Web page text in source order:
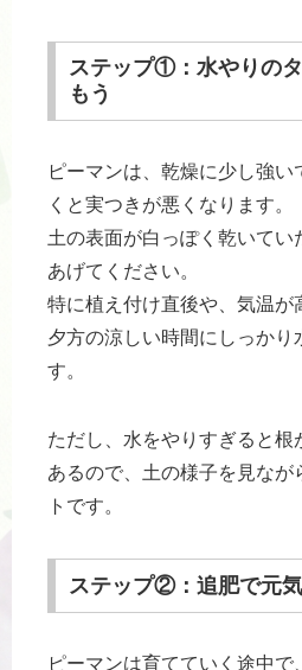
ステップ①：水やりの
もう
ピーマンは、乾燥に少し強
くと実つきが悪くなります。
土の表面が白っぽく乾いてい
あげてください。
特に植え付け直後や、気温が
夕方の涼しい時間にしっかり
す。
ただし、水をやりすぎると根
あるので、土の様子を見なが
トです。
ステップ②：追肥で元
ピーマンは育てていく途中